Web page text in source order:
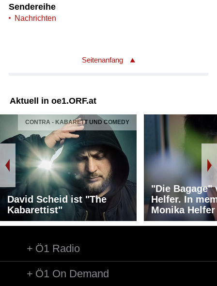
Sendereihe
Nachrichten
Seitenanfang
Aktuell in oe1.ORF.at
CONTRA - KABARETT UND COMEDY
David Scheid ist "The
Kabarettist"
"Die Bagage"
Helfer. In
Monika Helfer
Ö1 Radio
Ö1 On Demand